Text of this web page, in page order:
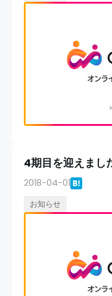
4期目を迎えまし
2018-04-01
お知らせ